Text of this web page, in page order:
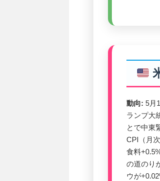
動向: 5月
ランプ大
とで中東
CPI（月
食料
の道のり
ウが